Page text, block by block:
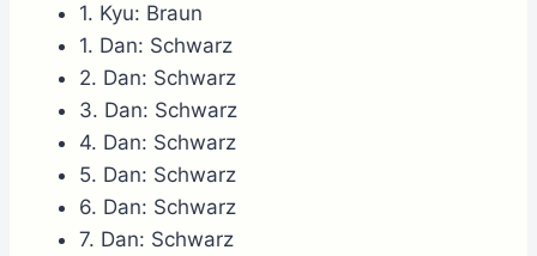
1. Kyu: Braun
1. Dan: Schwarz
2. Dan: Schwarz
3. Dan: Schwarz
4. Dan: Schwarz
5. Dan: Schwarz
6. Dan: Schwarz
7. Dan: Schwarz